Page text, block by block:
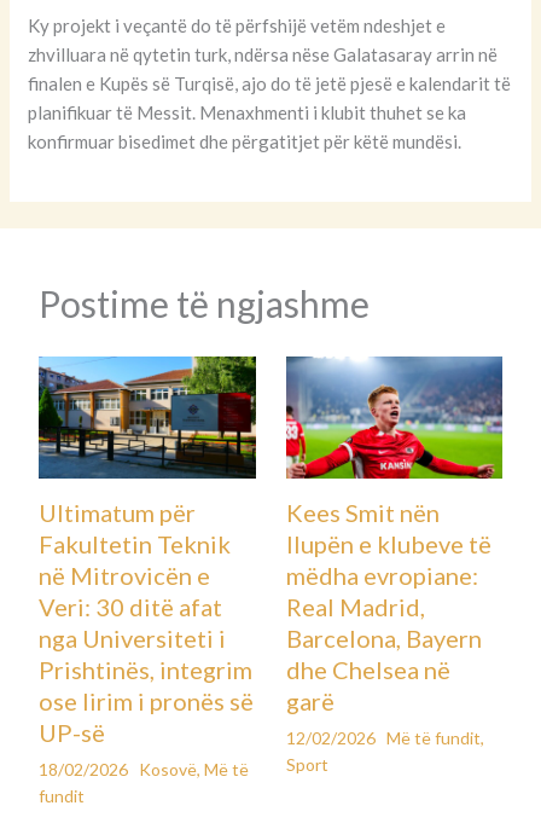
Ky projekt i veçantë do të përfshijë vetëm ndeshjet e
zhvilluara në qytetin turk, ndërsa nëse Galatasaray arrin në
finalen e Kupës së Turqisë, ajo do të jetë pjesë e kalendarit të
planifikuar të Messit. Menaxhmenti i klubit thuhet se ka
konfirmuar bisedimet dhe përgatitjet për këtë mundësi.
Postime të ngjashme
Ultimatum për
Fakultetin Teknik
në Mitrovicën e
Veri: 30 ditë afat
nga Universiteti i
Prishtinës, integrim
ose lirim i pronës së
UP-së
18/02/2026 Kosovë,Më të
fundit
Kees Smit nën
llupën e klubeve të
mëdha evropiane:
Real Madrid,
Barcelona, Bayern
dhe Chelsea në
garë
12/02/2026 Më të fundit,
Sport